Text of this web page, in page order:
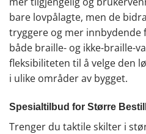
bare lovpålagte, men de
tryggere og mer innbydende
både braille- og ikke-braille-
fleksibiliteten til å velge den
i ulike områder av bygget.
Spesialtilbud for Større
Trenger du taktile skilter i